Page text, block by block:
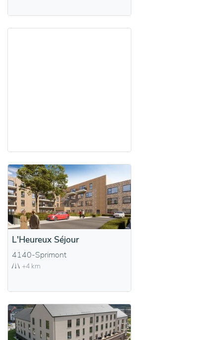
L'Heureux Séjour
4140-Sprimont
+4 km